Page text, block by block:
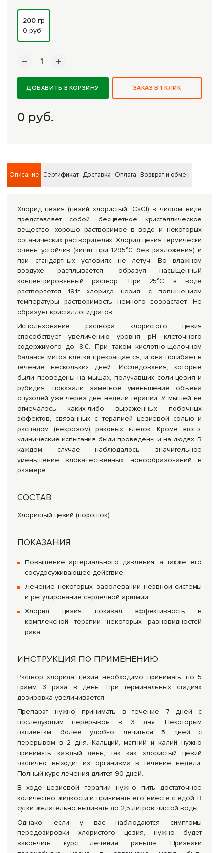
200 гр
0 руб.
ДОБАВИТЬ В КОРЗИНУ ЗАКАЗ В 1 КЛИК
0 руб.
Описание Сертификат Доставка Оплата Возврат и обмен
Хлорид цезия (цезий хлористый, CsCl) в чистом виде
представляет собой бесцветное кристаллическое
вещество, хорошо растворимое в воде и некоторых
органических растворителях. Хлорид цезия термически
очень устойчив (кипит при 1295°C без разложения) и
при стандартных условиях не летуч. Во влажном
воздухе расплывается, образуя насыщенный
концентрированный раствор. При 25°C в воде
растворяется 191г хлорида цезия, с повышением
температуры растворимость немного возрастает. Не
образует кристаллогидратов.
Использование раствора хлористого цезия
способствует увеличению уровня рН клеточного
содержимого до 8,0. При таком кислотно-щелочном
балансе митоз клетки прекращается, и она погибает в
течение нескольких дней. Исследования, которые
были проведены на мышах, получавших соли цезия и
рубидия, показали заметное уменьшение объема
опухолей уже через две недели терапии. У мышей не
отмечалось каких-либо выраженных побочных
эффектов, связанных с терапией цезиевой солью и
распадом (некрозом) раковых клеток. Кроме этого,
клинические испытания были проведены и на людях. В
каждом случае наблюдалось значительное
уменьшение злокачественных новообразований в
размере.
СОСТАВ
Хлористый цезий (порошок).
ПОКАЗАНИЯ
Повышение артериального давления, а также его
сосудосуживающее действие;
Лечение некоторых заболеваний нервной системы
и регулирование сердечной аритмии;
Хлорид цезия показал эффективность в
комплексной терапии некоторых разновидностей
рака.
ИНСТРУКЦИЯ ПО ПРИМЕНЕНИЮ
Раствор хлорида цезия необходимо принимать по 5
грамм 3 раза в день. При терминальных стадиях
дозировка увеличивается
Препарат нужно принимать в течение 7 дней с
последующим перерывом в 3 дня. Некоторым
пациентам более удобно лечиться 5 дней с
перерывом в 2 дня. Кальций, магний и калий нужно
принимать каждый день, так как хлористый цезий
частично выходит из организма в течение недели.
Полный курс лечения длится 90 дней.
В ходе цезиевой терапии нужно пить достаточное
количество жидкости и принимать его вместе с едой. В
сутки желательно выпивать до 2,5 литров чистой воды.
Однако, если у вас наблюдаются симптомы
передозировки хлористого цезия, нужно будет
закончить курс лечения раньше. Признаки